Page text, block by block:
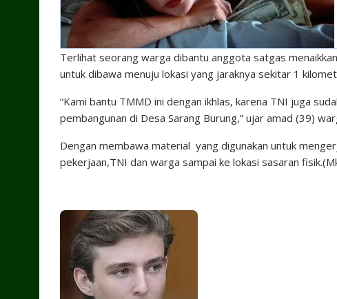
Terlihat seorang warga dibantu anggota satgas
untuk dibawa menuju lokasi yang jaraknya sekitar 1
“Kami bantu TMMD ini dengan ikhlas, karena TNI juga
pembangunan di Desa Sarang Burung,” ujar amad (39)
Dengan membawa material yang digunakan untuk
pekerjaan,TNI dan warga sampai ke lokasi sasaran